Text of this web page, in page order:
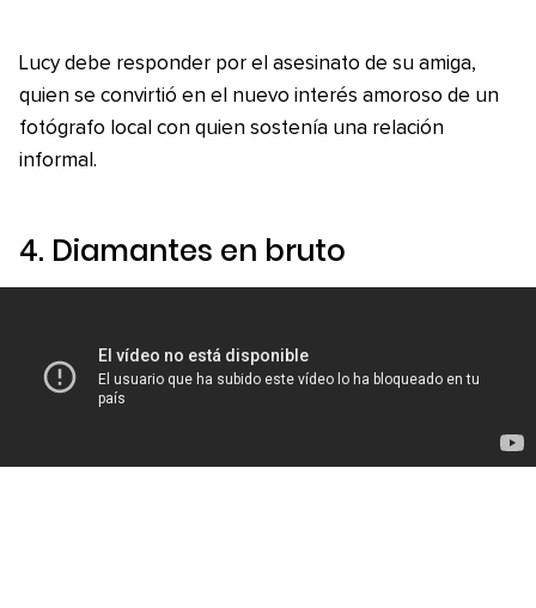
Lucy debe responder por el asesinato de su amiga,
quien se convirtió en el nuevo interés amoroso de un
fotógrafo local con quien sostenía una relación
informal.
4. Diamantes en bruto